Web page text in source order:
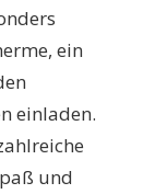
UND
ENTSPANNEN!
ein
einladen.
und